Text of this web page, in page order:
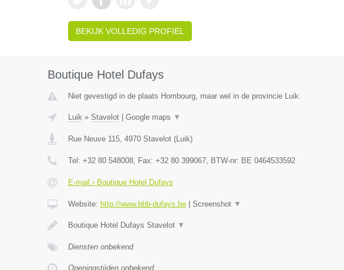
BEKIJK VOLLEDIG PROFIEL
Boutique Hotel Dufays
Niet gevestigd in de plaats Hombourg, maar wel in de provincie Luik.
Luik» Stavelot| Google maps ▼
Rue Neuve 115, 4970 Stavelot(Luik)
Tel: +32 80 548008, Fax: +32 80 399067, BTW-nr: BE 0464533592
E-mail › Boutique Hotel Dufays
Website: http://www.bbb-dufays.be| Screenshot ▼
Boutique Hotel Dufays Stavelot ▼
Diensten onbekend
Openingstijden onbekend